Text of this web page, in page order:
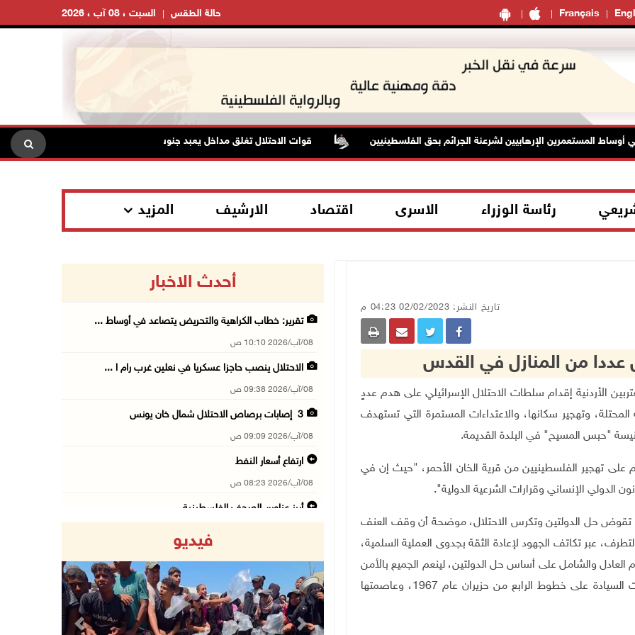
Français السبت ، 08 آب ، 2026 حالة الطقس
المستعمرين الإرهابيين لشرعنة الجرائم بحق الفلسطينيين قوات الاحتلال تغلق مداخل يعبد جنوب غرب جنين تواصل
رئاسة الوزراء الاسرى اقتصاد الارشيف المزيد
تاريخ النشر: 02/02/2023 04:23 م
عددا من المنازل في القدس
المغتربين الأردنية إقدام سلطات الاحتلال الإسرائيلي على هدم عددٍ
وتهجير سكانها، والاعتداءات المستمرة التي تستهدف
"حبس المسيح" في البلدة القديمة.
على تهجير الفلسطينيين من قرية الخان الأحمر، "حيث إن في
الدولي الإنساني وقرارات الشرعية الدولية".
تقوض حل الدولتين وتكرس الاحتلال، موضحة أن وقف العنف
عبر تكاتف الجهود لإعادة الثقة بجدوى العملية السلمية،
والشامل على أساس حل الدولتين، لينعم الجميع بالأمن
والسلام، وبما يجسد الدولة الفلسطينية المستقلة وذات السيادة على خطوط الرابع من حزيران عام 1967، وعاصمتها
أحدث الاخبار
تقرير: خطاب الكراهية والتحريض يتصاعد في أوساط ...
08/آب/2026 10:10 ص
الاحتلال ينصب حاجزا عسكريا في نعلين غرب رام ا ...
08/آب/2026 09:38 ص
3 إصابات برصاص الاحتلال شمال خان يونس
08/آب/2026 09:09 ص
ارتفاع أسعار النفط
08/آب/2026 08:23 ص
أبرز عناوين الصحف الفلسطينية
08/آب/2026 07:52 ص
تواصل انتهاكات الاحتلال والمستعمرين: إصابات و ...
08/آب/2026 12:01 ص
فيديو
Previous Next